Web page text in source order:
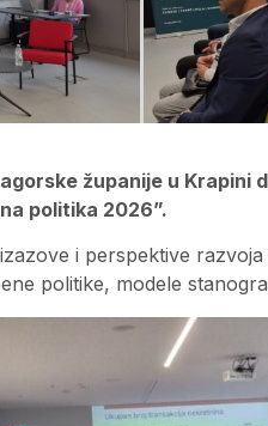
županije u Krapini
politika 2026”.
i perspektive
politike, modele